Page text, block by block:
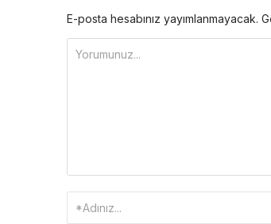
E-posta hesabınız yayımlanmayacak.